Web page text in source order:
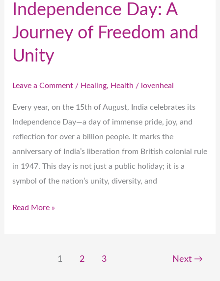
Independence Day: A
Journey of Freedom and
Unity
Leave a Comment / Healing, Health / lovenheal
Every year, on the 15th of August, India celebrates its
Independence Day—a day of immense pride, joy, and
reflection for over a billion people. It marks the
anniversary of India’s liberation from British colonial rule
in 1947. This day is not just a public holiday; it is a
symbol of the nation’s unity, diversity, and
Read More »
1 2 3 Next →